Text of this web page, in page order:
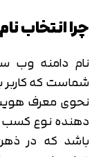
چرا انتخاب
نام دامنه وب
شماست که کاربر
نحوی معرف
دهنده نوع کسب
باشد که در ذهن